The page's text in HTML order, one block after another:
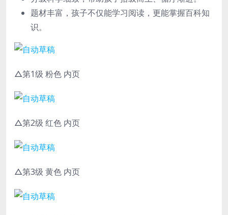
题材丰富，孩子不仅能学习阅读，更能掌握百科知
识。
△第1级 粉色 内页
△第2级 红色 内页
△第3级 黄色 内页